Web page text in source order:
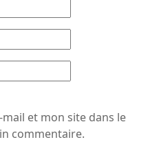
et mon site dans le
commentaire.